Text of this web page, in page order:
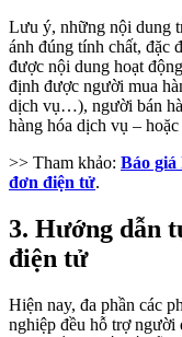
Lưu ý, những nội dung
ánh đúng tính chất, đặc
được nội dung hoạt
định được người mua
dịch vụ…), người bán
hàng hóa dịch vụ –
>> Tham khảo: Báo
đơn điện tử.
3. Hướng dẫn
điện tử
Hiện nay, đa phần các
nghiệp đều hỗ trợ người